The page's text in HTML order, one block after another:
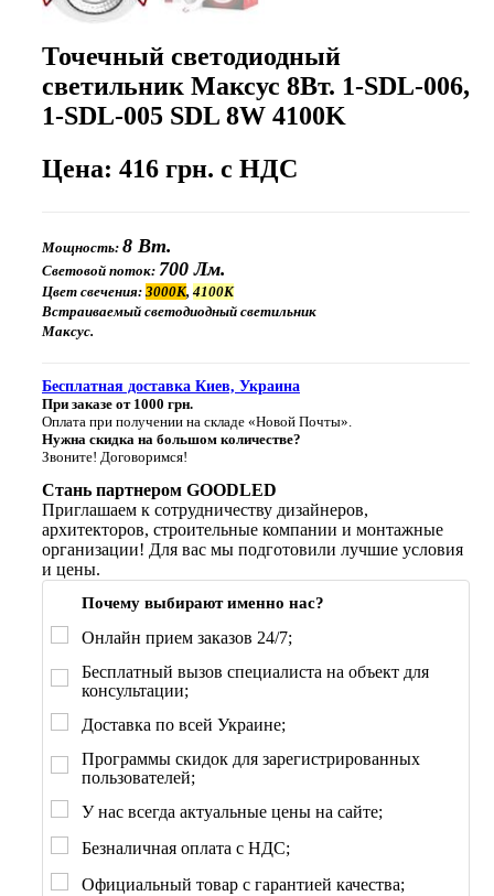
Точечный светодиодный
светильник Максус 8Вт. 1-SDL-006,
1-SDL-005 SDL 8W 4100K
Цена: 416 грн. с НДС
Мощность: 8 Вт.
Световой поток: 700 Лм.
Цвет свечения: 3000К, 4100К
Встраиваемый светодиодный светильник
Максус.
Бесплатная доставка Киев, Украина
При заказе от 1000 грн.
Оплата при получении на складе «Новой Почты».
Нужна скидка на большом количестве?
Звоните! Договоримся!
Стань партнером GOODLED
Приглашаем к сотрудничеству дизайнеров,
архитекторов, строительные компании и монтажные
организации! Для вас мы подготовили лучшие условия
и цены.
Почему выбирают именно нас?
Онлайн прием заказов 24/7;
Бесплатный вызов специалиста на объект для
консультации;
Доставка по всей Украине;
Программы скидок для зарегистрированных
пользователей;
У нас всегда актуальные цены на сайте;
Безналичная оплата с НДС;
Официальный товар с гарантией качества;